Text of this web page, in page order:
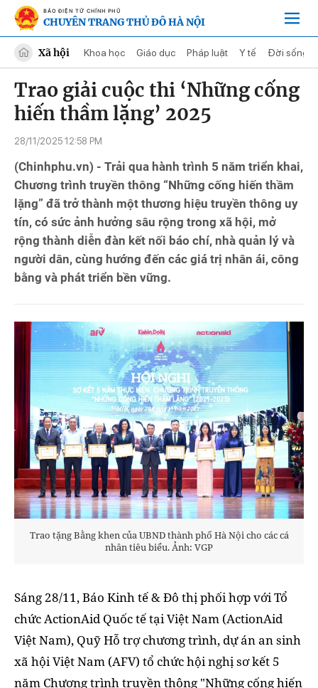
BÁO ĐIỆN TỬ CHÍNH PHỦ
CHUYÊN TRANG THỦ ĐÔ HÀ NỘI
Xã hội Khoa học Giáo dục Pháp luật Y tế Đời sống
Trao giải cuộc thi ‘Những cống
hiến thầm lặng’ 2025
28/11/2025 12:58 PM
(Chinhphu.vn) - Trải qua hành trình 5 năm triển khai,
Chương trình truyền thông “Những cống hiến thầm
lặng” đã trở thành một thương hiệu truyền thông uy
tín, có sức ảnh hưởng sâu rộng trong xã hội, mở
rộng thành diễn đàn kết nối báo chí, nhà quản lý và
người dân, cùng hướng đến các giá trị nhân ái, công
bằng và phát triển bền vững.
Trao tặng Bằng khen của UBND thành phố Hà Nội cho các cá
nhân tiêu biểu. Ảnh: VGP
Sáng 28/11, Báo Kinh tế & Đô thị phối hợp với Tổ
chức ActionAid Quốc tế tại Việt Nam (ActionAid
Việt Nam), Quỹ Hỗ trợ chương trình, dự án an sinh
xã hội Việt Nam (AFV) tổ chức hội nghị sơ kết 5
năm Chương trình truyền thông "Những cống hiến